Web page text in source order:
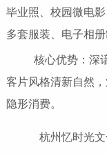
毕业照、校园微电
多套服装、电子相册
核心优势：深谙
客片风格清新自然
隐形消费。
杭州忆时光